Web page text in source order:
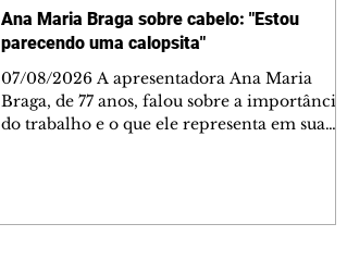
Ana Maria Braga sobre cabelo: "Estou
parecendo uma calopsita"
07/08/2026 A apresentadora Ana Maria
Braga, de 77 anos, falou sobre a importância
do trabalho e o que ele representa em sua